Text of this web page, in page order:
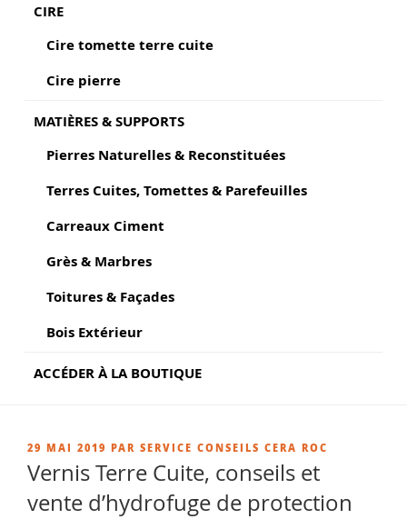
CIRE
Cire tomette terre cuite
Cire pierre
MATIÈRES & SUPPORTS
Pierres Naturelles & Reconstituées
Terres Cuites, Tomettes & Parefeuilles
Carreaux Ciment
Grès & Marbres
Toitures & Façades
Bois Extérieur
ACCÉDER À LA BOUTIQUE
PUBLIÉ
LE
29 MAI 2019 PAR SERVICE CONSEILS CERA ROC
Vernis Terre Cuite, conseils et
vente d’hydrofuge de protection